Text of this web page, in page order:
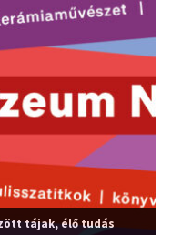
tájak, élő tudás